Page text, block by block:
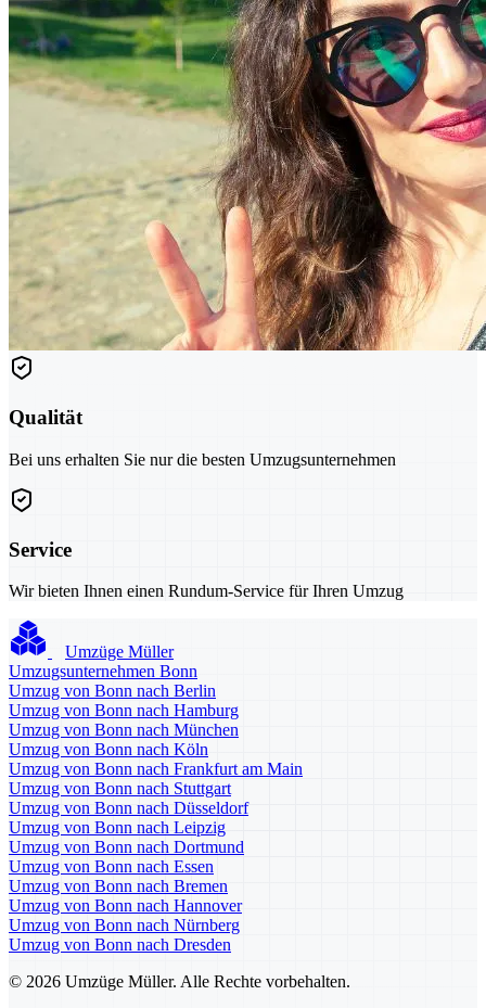
Qualität
Bei uns erhalten Sie nur die besten Umzugsunternehmen
Service
Wir bieten Ihnen einen Rundum-Service für Ihren Umzug
Umzüge Müller
Umzugsunternehmen Bonn
Umzug von Bonn nach Berlin
Umzug von Bonn nach Hamburg
Umzug von Bonn nach München
Umzug von Bonn nach Köln
Umzug von Bonn nach Frankfurt am Main
Umzug von Bonn nach Stuttgart
Umzug von Bonn nach Düsseldorf
Umzug von Bonn nach Leipzig
Umzug von Bonn nach Dortmund
Umzug von Bonn nach Essen
Umzug von Bonn nach Bremen
Umzug von Bonn nach Hannover
Umzug von Bonn nach Nürnberg
Umzug von Bonn nach Dresden
© 2026 Umzüge Müller. Alle Rechte vorbehalten.